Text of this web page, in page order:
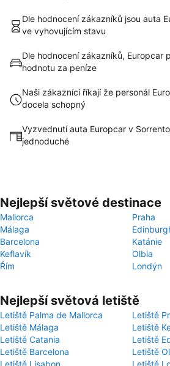
Dle hodnocení zákazníků jsou auta
ve vyhovujícím stavu
Dle hodnocení zákazníků, Europcar
hodnotu za peníze
Naši zákazníci říkají že personál
docela schopný
Vyzvednutí auta Europcar v
jednoduché
Nejlepší světové destinace
Mallorca
Praha
Málaga
Barcelona
Katánie
Keflavík
Olbia
Řím
Londýn
Nejlepší světová letiště
Letiště Palma de Mallorca
Letiště
Letiště Málaga
Letiště
Letiště Catania
Letiště
Letiště Barcelona
Letiště
Letiště Lisabon
Letiště